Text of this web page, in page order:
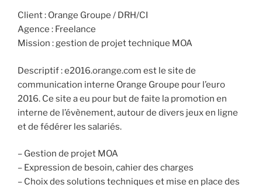
Client : Orange Groupe / DRH/CI
Agence : Freelance
Mission : gestion de projet technique MOA
Descriptif : e2016.orange.com est le site de
communication interne Orange Groupe pour l’euro
2016. Ce site a eu pour but de faite la promotion en
interne de l’évènement, autour de divers jeux en ligne
et de fédérer les salariés.
– Gestion de projet MOA
– Expression de besoin, cahier des charges
– Choix des solutions techniques et mise en place des